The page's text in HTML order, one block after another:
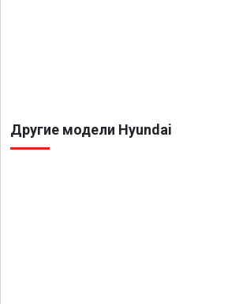
Другие модели Hyundai